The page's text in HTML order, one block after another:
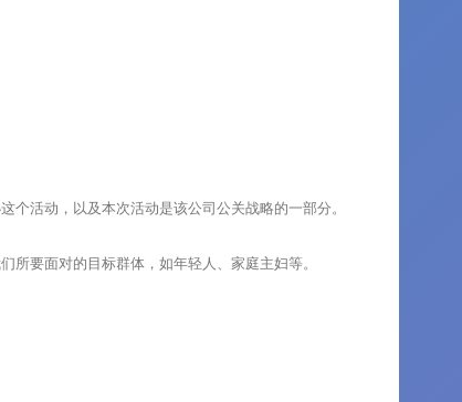
活动，以及本次活动是该公司公关战略的一部分。
要面对的目标群体，如年轻人、家庭主妇等。